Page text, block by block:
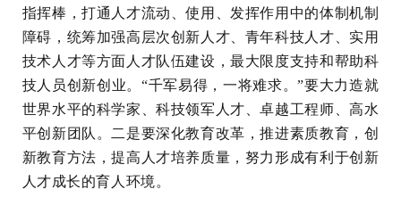
指挥棒，打通人才流动、使用、发挥作用中的体制机制
障碍，统筹加强高层次创新人才、青年科技人才、实用
技术人才等方面人才队伍建设，最大限度支持和帮助科
技人员创新创业。“千军易得，一将难求。”要大力造就
世界水平的科学家、科技领军人才、卓越工程师、高水
平创新团队。二是要深化教育改革，推进素质教育，创
新教育方法，提高人才培养质量，努力形成有利于创新
人才成长的育人环境。